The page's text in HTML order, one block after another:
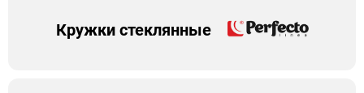
Кружки стеклянные